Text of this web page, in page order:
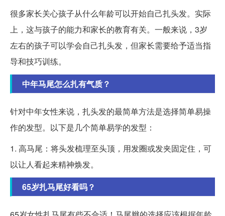
很多家长关心孩子从什么年龄可以开始自己扎头发。实际
上，这与孩子的能力和家长的教育有关。一般来说，3岁
左右的孩子可以学会自己扎头发，但家长需要给予适当指
导和技巧训练。
中年马尾怎么扎有气质？
针对中年女性来说，扎头发的最简单方法是选择简单易操
作的发型。以下是几个简单易学的发型：
1. 高马尾：将头发梳理至头顶，用发圈或发夹固定住，可
以让人看起来精神焕发。
65岁扎马尾好看吗？